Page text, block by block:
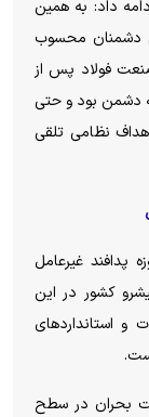
داد: به همین
دشمنان محسوب
فولاد پس از
دشمن بود و حتی
نظامی تلقی
پدافند غیرعامل
کشور در این
و استاندارد‌های
مدیریت بحران در سطح